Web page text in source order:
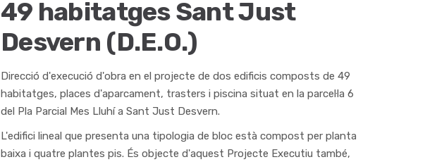
49 habitatges Sant Just
Desvern (D.E.O.)
Direcció d'execució d'obra en el projecte de dos edificis composts de 49
habitatges, places d'aparcament, trasters i piscina situat en la parcel·la 6
del Pla Parcial Mes Lluhí a Sant Just Desvern.
L'edifici lineal que presenta una tipologia de bloc està compost per planta
baixa i quatre plantes pis. És objecte d'aquest Projecte Executiu també,